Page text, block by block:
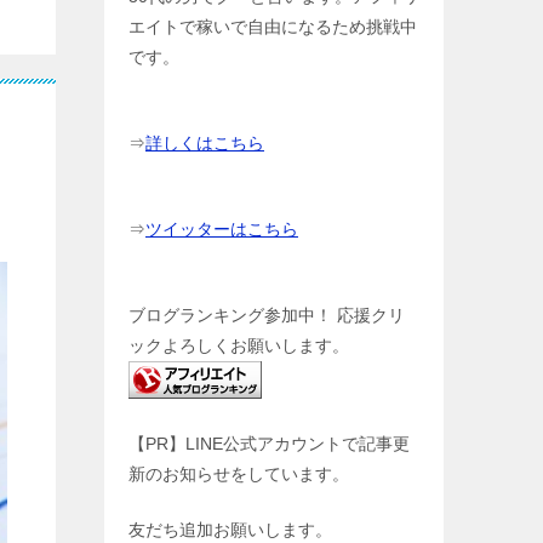
エイトで稼いで自由になるため挑戦中
です。
⇒詳しくはこちら
⇒ツイッターはこちら
ブログランキング参加中！ 応援クリ
ックよろしくお願いします。
【PR】LINE公式アカウントで記事更
新のお知らせをしています。
友だち追加お願いします。